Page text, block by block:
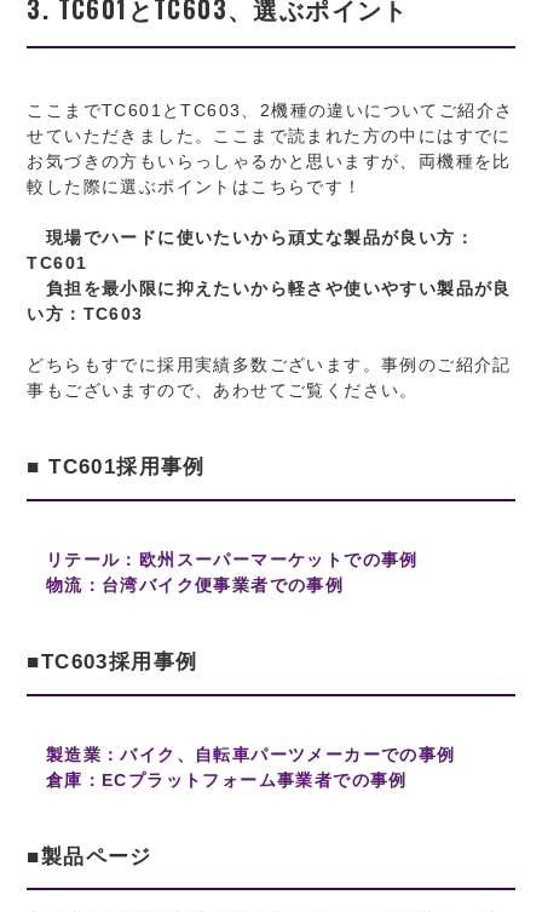
3. TC601とTC603、選ぶポイント
ここまでTC601とTC603、2機種の違いについてご紹介さ
せていただきました。ここまで読まれた方の中にはすでに
お気づきの方もいらっしゃるかと思いますが、両機種を比
較した際に選ぶポイントはこちらです！
現場でハードに使いたいから頑丈な製品が良い方：
TC601
負担を最小限に抑えたいから軽さや使いやすい製品が良
い方：TC603
どちらもすでに採用実績多数ございます。事例のご紹介記
事もございますので、あわせてご覧ください。
■ TC601採用事例
リテール：欧州スーパーマーケットでの事例
物流：台湾バイク便事業者での事例
■TC603採用事例
製造業：バイク、自転車パーツメーカーでの事例
倉庫：ECプラットフォーム事業者での事例
■製品ページ